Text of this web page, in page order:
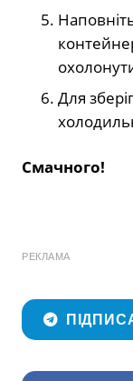
Для
Смачного!
РЕКЛАМА